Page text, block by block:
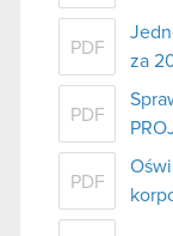
PDF
za
PDF
PDF